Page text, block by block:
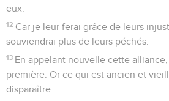
eux.
12 Car je leur ferai grâce de leurs
souviendrai plus de leurs péchés.
13 En appelant nouvelle cette
première. Or ce qui est ancien et
disparaître.